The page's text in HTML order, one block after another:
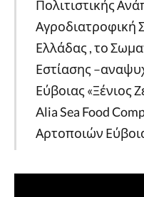
Πολιτιστικής
Αγροδιατροφική
Ελλάδας , το
Εστίασης
Εύβοιας «Ξένιος
Alia Sea Food
Αρτοποιών